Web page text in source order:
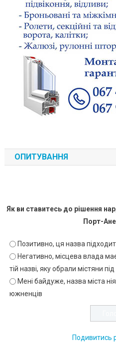
ОПИТУВАННЯ
Як ви ставитесь до рішення
Порт-
Позитивно, ця назва
Негативно, місцева влада
тій назві, яку обрали містяни
Мені байдуже, назва міста
южненців
Подивитись